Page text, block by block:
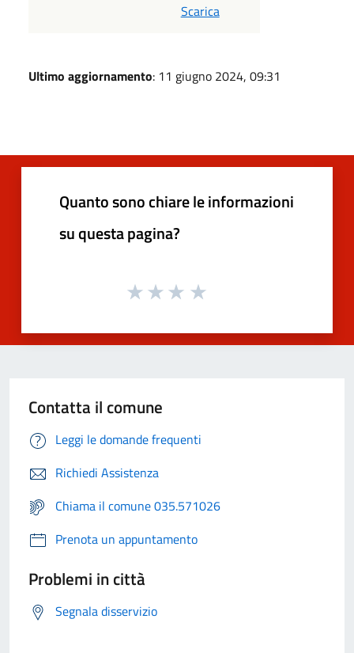
Scarica
Ultimo aggiornamento: 11 giugno 2024, 09:31
Quanto sono chiare le informazioni
su questa pagina?
Contatta il comune
Leggi le domande frequenti
Richiedi Assistenza
Chiama il comune 035.571026
Prenota un appuntamento
Problemi in città
Segnala disservizio